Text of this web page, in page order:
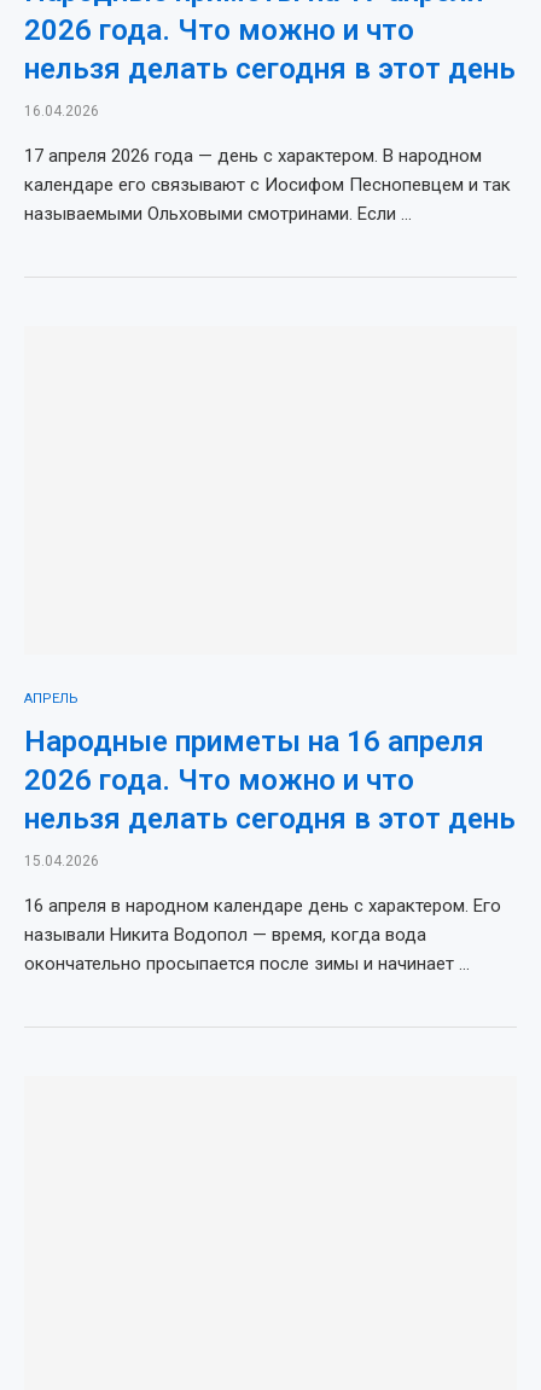
2026 года. Что можно и что
нельзя делать сегодня в этот день
16.04.2026
17 апреля 2026 года — день с характером. В народном
календаре его связывают с Иосифом Песнопевцем и так
называемыми Ольховыми смотринами. Если …
АПРЕЛЬ
Народные приметы на 16 апреля
2026 года. Что можно и что
нельзя делать сегодня в этот день
15.04.2026
16 апреля в народном календаре день с характером. Его
называли Никита Водопол — время, когда вода
окончательно просыпается после зимы и начинает …